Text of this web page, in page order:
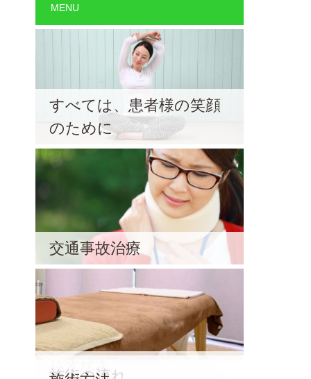
MENU
すべては、患者様の笑顔
のために
交通事故治療
治療料金
鍼灸治療